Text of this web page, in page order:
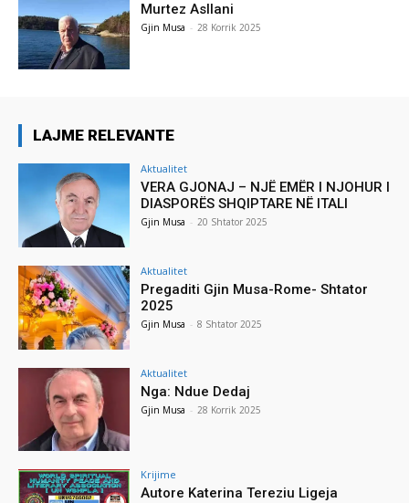
Murtez Asllani
Gjin Musa - 28 Korrik 2025
LAJME RELEVANTE
Aktualitet
VERA GJONAJ – NJË EMËR I NJOHUR I
DIASPORËS SHQIPTARE NË ITALI
Gjin Musa - 20 Shtator 2025
Aktualitet
Pregaditi Gjin Musa-Rome- Shtator
2025
Gjin Musa - 8 Shtator 2025
Aktualitet
Nga: Ndue Dedaj
Gjin Musa - 28 Korrik 2025
Krijime
Autore Katerina Tereziu Ligeja